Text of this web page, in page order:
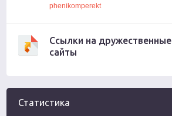
phenikomperekt
Ссылки на дружественные
сайты
Статистика